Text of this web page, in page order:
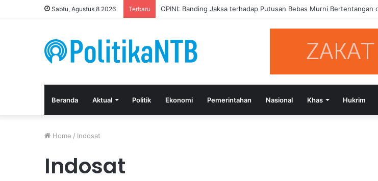
Sabtu, Agustus 8 2026 Terbaru OPINI: Banding Jaksa terhadap Putusan Bebas Murni
Beranda Aktual Politik Ekonomi Pemerintahan Nasional Khas Hukrim
Home / Indosat
Indosat